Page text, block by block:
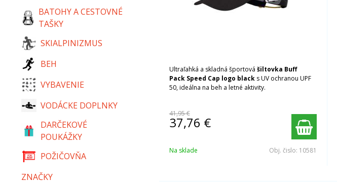
Ultraľahká a skladná športová šiltovka Buff
Pack Speed Cap logo blacks UV ochranou UPF
50, ideálna na beh a letné aktivity.
41,95 €
37,76 €
Na sklade Obj. čislo: 10581
BATOHY A CESTOVNÉ
TAŠKY
SKIALPINIZMUS
BEH
VYBAVENIE
VODÁCKE DOPLNKY
DARČEKOVÉ
POUKÁŽKY
POŽIČOVŇA
ZNAČKY